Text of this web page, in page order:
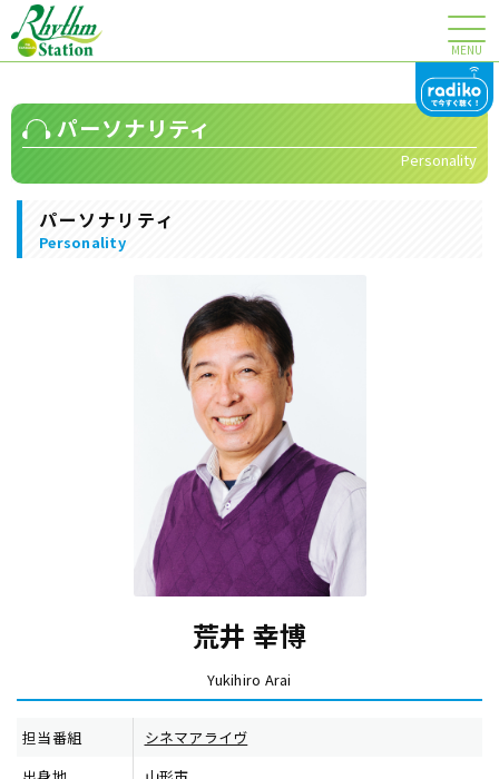
MENU
パーソナリティ
Personality
パーソナリティ
Personality
荒井 幸博
Yukihiro Arai
担当番組
シネマアライヴ